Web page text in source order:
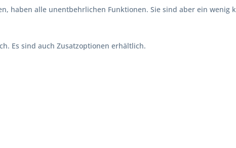
haben alle unentbehrlichen Funktionen. Sie sind aber ein wenig
Es sind auch Zusatzoptionen erhältlich.